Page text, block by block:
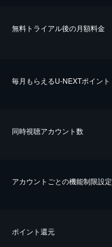
無料トライアル後の⽉額料金
毎⽉もらえるU-NEXTポイント
同時視聴アカウント数
アカウントごとの機能制限設定
ポイント還元